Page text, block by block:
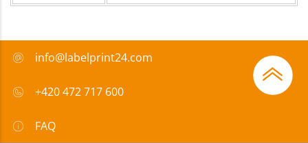
info@labelprint24.com
+420 472 717 600
FAQ